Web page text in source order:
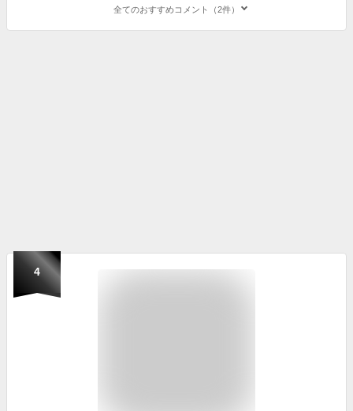
全てのおすすめコメント（2件）
4